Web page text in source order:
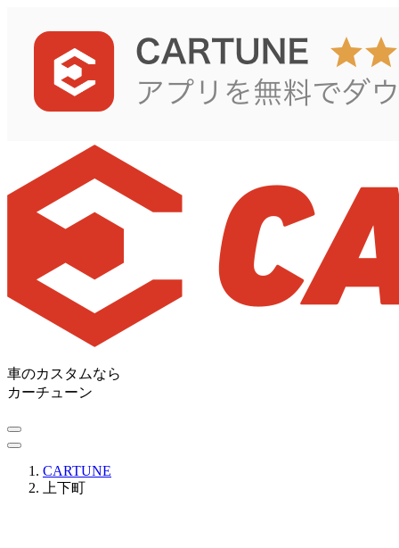
車のカスタムなら
カーチューン
CARTUNE
上下町